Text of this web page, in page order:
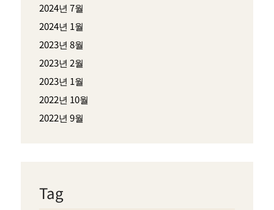
2024년 7월
2024년 1월
2023년 8월
2023년 2월
2023년 1월
2022년 10월
2022년 9월
Tag